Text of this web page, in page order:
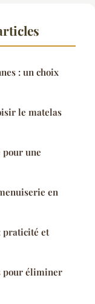
: un choix
le matelas
pour une
en
praticité et
pour éliminer